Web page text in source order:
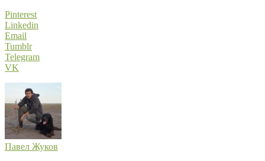
Pinterest
Linkedin
Email
Tumblr
Telegram
VK
Павел Жуков